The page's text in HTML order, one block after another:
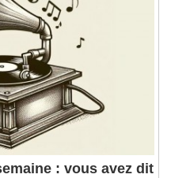
subtitles
: vous avez dit